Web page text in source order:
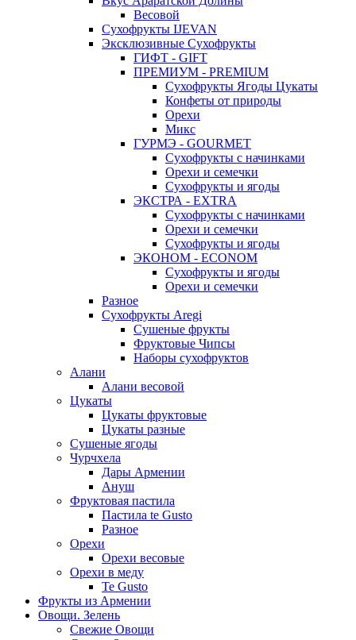
Весовой
Сухофрукты IJEVAN
Эксклюзивные Сухофрукты
ГИФТ - GIFT
ПРЕМИУМ - PREMIUM
Сухофрукты Ягоды Цукаты
Конфеты от природы
Орехи
Микс
ГУРМЭ - GOURMET
Сухофрукты с начинками
Орехи и семечки
Сухофрукты и ягоды
ЭКСТРА - EXTRA
Сухофрукты с начинками
Орехи и семечки
Сухофрукты и ягоды
ЭКОНОМ - ECONOM
Сухофрукты и ягоды
Орехи и семечки
Разное
Сухофрукты Aregi
Сушеные фрукты
Фруктовые Чипсы
Наборы сухофруктов
Алани
Алани весовой
Цукаты
Цукаты фруктовые
Цукаты разные
Сушеные ягоды
Чурчхела
Дары Армении
Ануш
Фруктовая пастила
Пастила te Gusto
Разное
Орехи
Орехи весовые
Орехи в меду
Te Gusto
Фрукты из Армении
Овощи. Зелень
Свежие Овощи